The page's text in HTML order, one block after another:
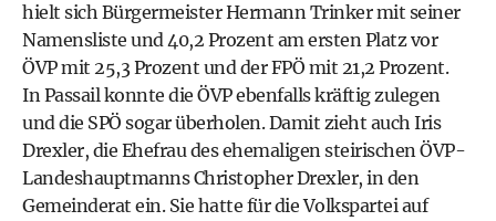
hielt sich Bürgermeister Hermann Trinker mit seiner
Namensliste und 40,2 Prozent am ersten Platz vor
ÖVP mit 25,3 Prozent und der FPÖ mit 21,2 Prozent.
In Passail konnte die ÖVP ebenfalls kräftig zulegen
und die SPÖ sogar überholen. Damit zieht auch Iris
Drexler, die Ehefrau des ehemaligen steirischen ÖVP-
Landeshauptmanns Christopher Drexler, in den
Gemeinderat ein. Sie hatte für die Volkspartei auf